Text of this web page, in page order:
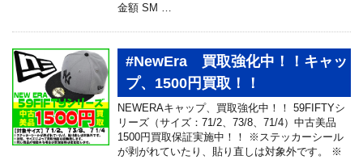
金額 SM …
#NewEra 買取強化中！！キャッ
プ、1500円買取！！
NEWERAキャップ、買取強化中！！ 59FIFTYシ
リーズ（サイズ：71/2、73/8、71/4）中古美品
1500円買取保証実施中！！ ※ステッカーシール
が剥がれていたり、貼り直しは対象外です。 ※